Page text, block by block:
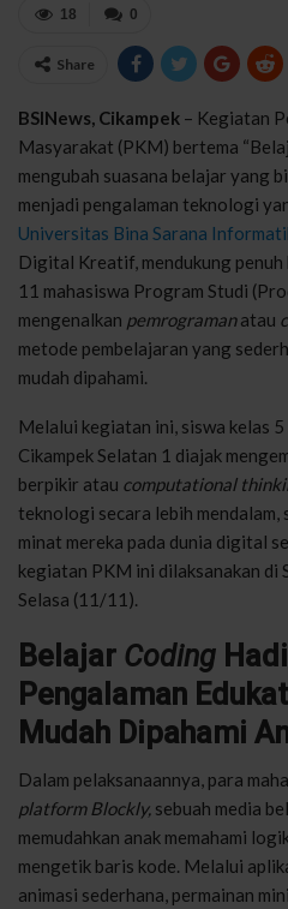
0
18
Share
BSINews, Cikampek – Kegiatan
Masyarakat (PKM) bertema
mengubah suasana belajar yang
menjadi pengalaman teknologi
Universitas Bina Sarana
Digital Kreatif, mendukung
11 mahasiswa Program Studi
mengenalkan pemrogramanatau
metode pembelajaran yang
mudah dipahami.
Melalui kegiatan ini, siswa kelas
Cikampek Selatan 1 diajak
berpikir atau computational
teknologi secara lebih mendalam,
minat mereka pada dunia digital
kegiatan PKM ini dilaksanakan di
Selasa (11/11).
Belajar Coding
Pengalaman
Mudah Dipahami
Dalam pelaksanaannya, para
platform Blockly, sebuah media
memudahkan anak memahami
mengetik baris kode. Melalui
animasi sederhana, permainan